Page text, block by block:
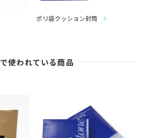
ポリ袋クッション封筒
で使われている商品